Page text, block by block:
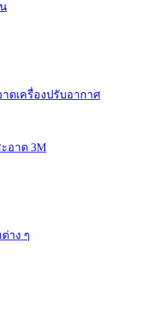
ดเครื่องปรับอากาศ
อาด 3M
าง ๆ